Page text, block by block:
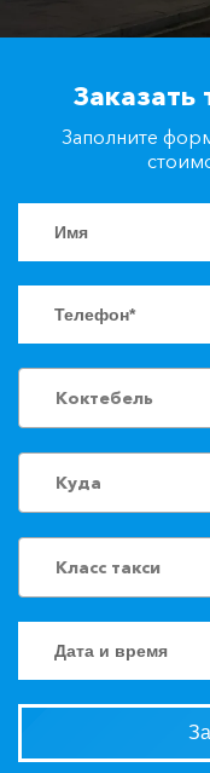
Заказать
Заполните
Коктебель
Куда
Класс такси